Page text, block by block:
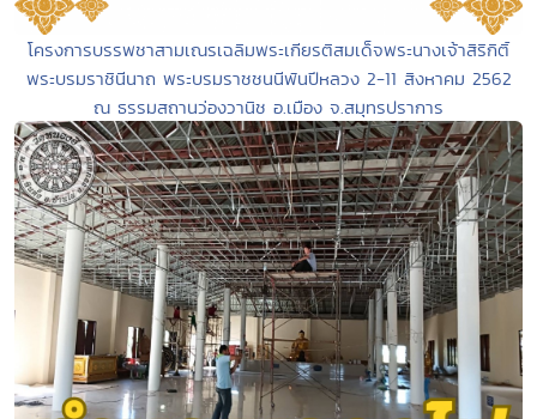
โครงการบรรพชาสามเณรเฉลิมพระเกียรติสมเด็จพระนางเจ้าสิริกิติ์
พระบรมราชินีนาถ พระบรมราชชนนีพันปีหลวง 2-11 สิงหาคม 2562
ณ ธรรมสถานว่องวานิช อ.เมือง จ.สมุทรปราการ